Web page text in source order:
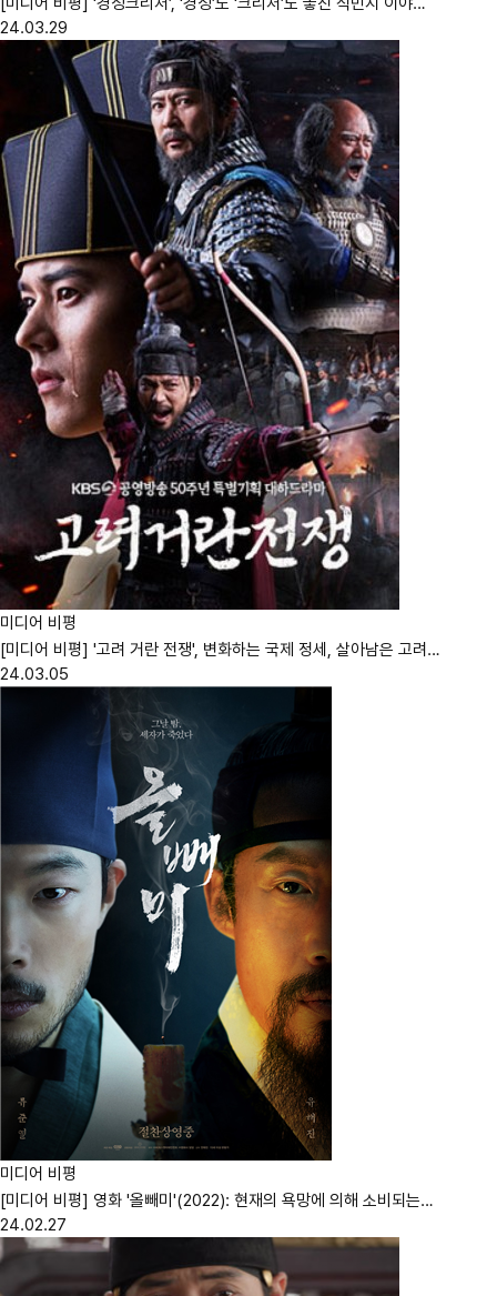
24.03.29
미디어 비평
[미디어 비평] '고려 거란 전쟁', 변화하는 국제 정세, 살아남은 고려…
24.03.05
미디어 비평
[미디어 비평] 영화 '올빼미'(2022): 현재의 욕망에 의해 소비되는…
24.02.27